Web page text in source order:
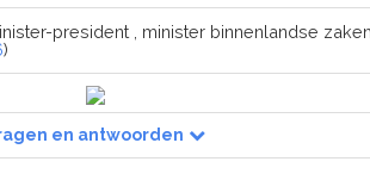
president , minister binnenlandse
)
en antwoorden